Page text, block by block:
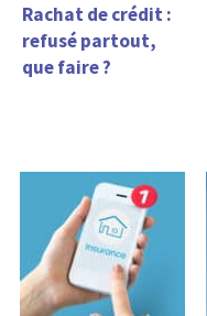
Rachat de crédit :
refusé partout,
que faire ?